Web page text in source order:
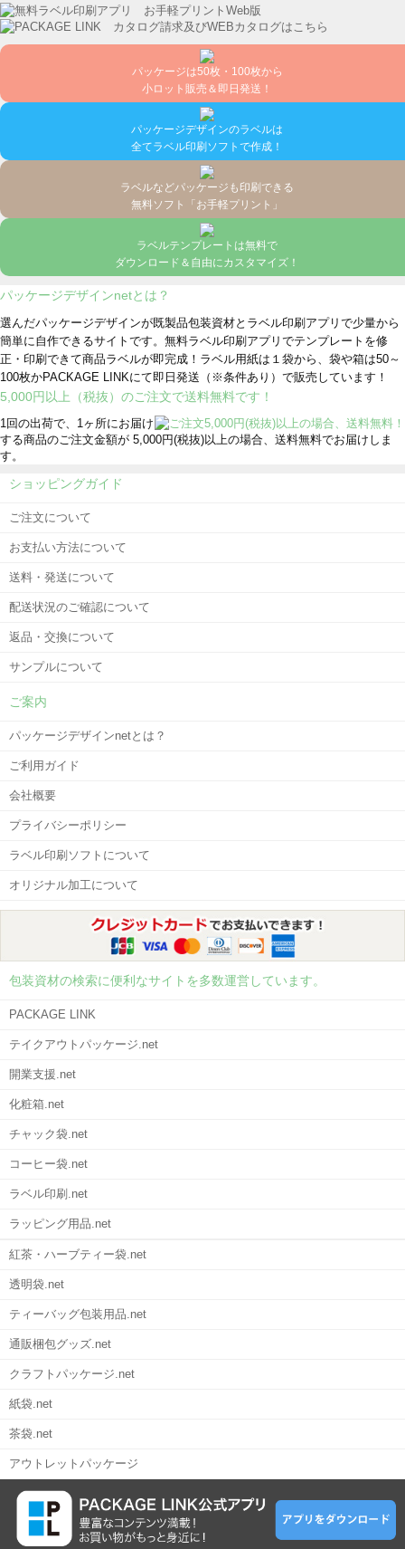
パッケージは50枚・100枚から
小ロット販売＆即日発送！
パッケージデザインのラベルは
全てラベル印刷ソフトで作成！
ラベルなどパッケージも印刷できる
無料ソフト「お手軽プリント」
ラベルテンプレートは無料で
ダウンロード＆自由にカスタマイズ！
パッケージデザインnetとは？
選んだパッケージデザインが既製品包装資材とラベル印刷アプリで少量から
簡単に自作できるサイトです。無料ラベル印刷アプリでテンプレートを修
正・印刷できて商品ラベルが即完成！ラベル用紙は１袋から、袋や箱は50～
100枚かPACKAGE LINKにて即日発送 （※条件あり） で販売しています！
5,000円以上（税抜）のご注文で送料無料です！
1回の出荷で、1ヶ所にお届け
する商品のご注文金額が 5,000円(税抜)以上の場合、送料無料でお届けしま
す。
ショッピングガイド
ご注文について
お支払い方法について
送料・発送について
配送状況のご確認について
返品・交換について
サンプルについて
ご案内
パッケージデザインnetとは？
ご利用ガイド
会社概要
プライバシーポリシー
ラベル印刷ソフトについて
オリジナル加工について
包装資材の検索に便利なサイトを多数運営しています。
PACKAGE LINK
テイクアウトパッケージ.net
開業支援.net
化粧箱.net
チャック袋.net
コーヒー袋.net
ラベル印刷.net
ラッピング用品.net
紅茶・ハーブティー袋.net
透明袋.net
ティーバッグ包装用品.net
通販梱包グッズ.net
クラフトパッケージ.net
紙袋.net
茶袋.net
アウトレットパッケージ